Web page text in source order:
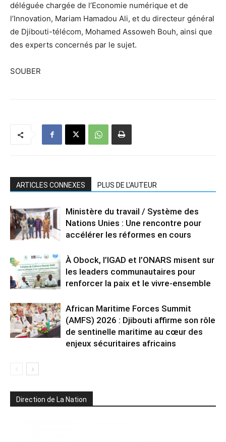
déléguée chargée de l’Economie numérique et de
l’Innovation, Mariam Hamadou Ali, et du directeur général
de Djibouti-télécom, Mohamed Assoweh Bouh, ainsi que
des experts concernés par le sujet.
SOUBER
ARTICLES CONNEXES PLUS DE L'AUTEUR
Ministère du travail / Système des
Nations Unies : Une rencontre pour
accélérer les réformes en cours
À Obock, l’IGAD et l’ONARS misent sur
les leaders communautaires pour
renforcer la paix et le vivre-ensemble
African Maritime Forces Summit
(AMFS) 2026 : Djibouti affirme son rôle
de sentinelle maritime au cœur des
enjeux sécuritaires africains
Direction de La Nation